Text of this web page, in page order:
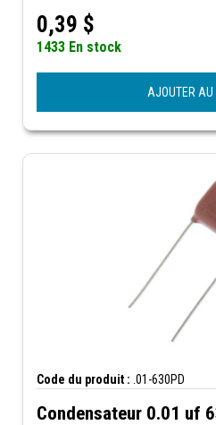
0,39 $
1433 En stock
AJOUTER AU
Code du produit : .01-630PD
Condensateur 0.01 uf